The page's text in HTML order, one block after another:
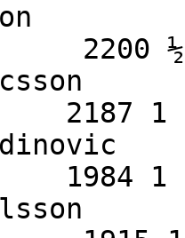
2200
2187 1
1